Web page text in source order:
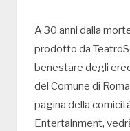
A 30 anni dalla
prodotto da
benestare degli
del Comune di
pagina della
Entertainment,